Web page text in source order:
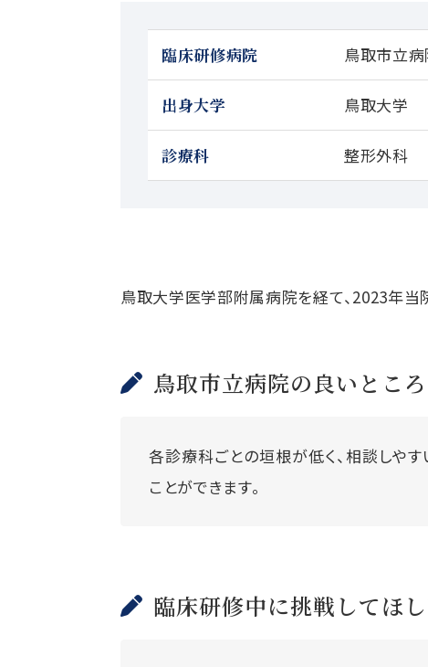
臨床研修病院 鳥取市立病
出身大学 鳥取大学
診療科 整形外科
鳥取大学医学部附属病院を経て、2023年当
鳥取市立病院の良いとこ
各診療科ごとの垣根が低く、相談しや
ことができます。
臨床研修中に挑戦してほ